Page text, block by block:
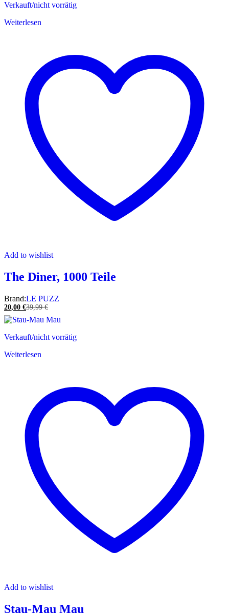
Verkauft/nicht vorrätig
Weiterlesen
Add to wishlist
The Diner, 1000 Teile
Brand:LE PUZZ
20,00 €39,99€
Verkauft/nicht vorrätig
Weiterlesen
Add to wishlist
Stau-Mau Mau